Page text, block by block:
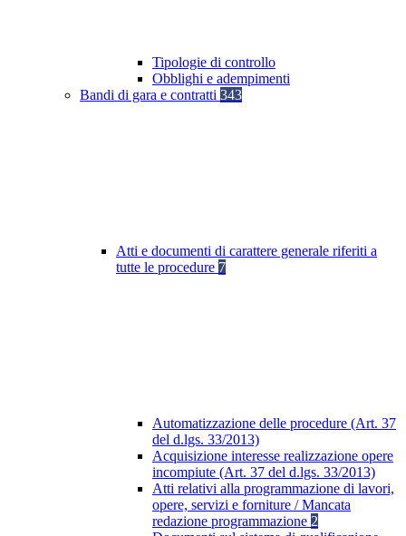
Tipologie di controllo
Obblighi e adempimenti
Bandi di gara e contratti 343
Atti e documenti di carattere generale riferiti a
tutte le procedure 7
Automatizzazione delle procedure (Art. 37
del d.lgs. 33/2013)
Acquisizione interesse realizzazione opere
incompiute (Art. 37 del d.lgs. 33/2013)
Atti relativi alla programmazione di lavori,
opere, servizi e forniture / Mancata
redazione programmazione 2